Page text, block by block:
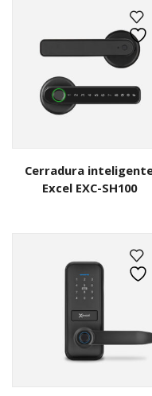
Cerradura
Excel EXC-SH100